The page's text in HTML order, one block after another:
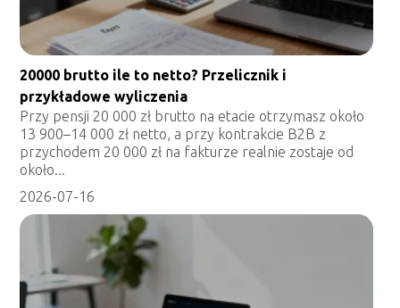
20000 brutto ile to netto? Przelicznik i
przykładowe wyliczenia
Przy pensji 20 000 zł brutto na etacie otrzymasz około
13 900–14 000 zł netto, a przy kontrakcie B2B z
przychodem 20 000 zł na fakturze realnie zostaje od
około...
2026-07-16